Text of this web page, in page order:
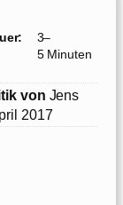
3–
5 Minuten
von Jens
2017